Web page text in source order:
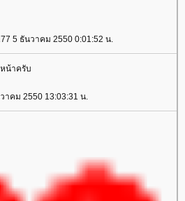
5 ธันวาคม 2550 0:01:52 น.
น้าครับ
าคม 2550 13:03:31 น.